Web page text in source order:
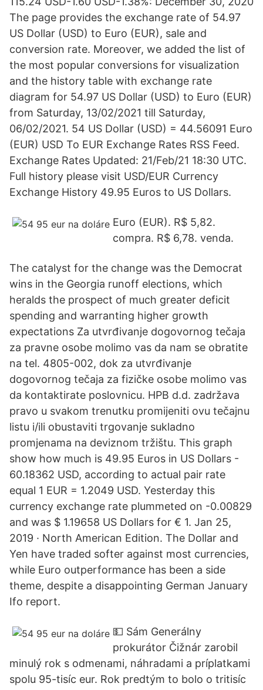
The page provides the exchange rate of 54.97
US Dollar (USD) to Euro (EUR), sale and
conversion rate. Moreover, we added the list of
the most popular conversions for visualization
and the history table with exchange rate
diagram for 54.97 US Dollar (USD) to Euro (EUR)
from Saturday, 13/02/2021 till Saturday,
06/02/2021. 54 US Dollar (USD) = 44.56091 Euro
(EUR) USD To EUR Exchange Rates RSS Feed.
Exchange Rates Updated: 21/Feb/21 18:30 UTC.
Full history please visit USD/EUR Currency
Exchange History 49.95 Euros to US Dollars.
Euro (EUR). R$ 5,82.
compra. R$ 6,78. venda.
The catalyst for the change was the Democrat
wins in the Georgia runoff elections, which
heralds the prospect of much greater deficit
spending and warranting higher growth
expectations Za utvrđivanje dogovornog tečaja
za pravne osobe molimo vas da nam se obratite
na tel. 4805-002, dok za utvrđivanje
dogovornog tečaja za fizičke osobe molimo vas
da kontaktirate poslovnicu. HPB d.d. zadržava
pravo u svakom trenutku promijeniti ovu tečajnu
listu i/ili obustaviti trgovanje sukladno
promjenama na deviznom tržištu. This graph
show how much is 49.95 Euros in US Dollars -
60.18362 USD, according to actual pair rate
equal 1 EUR = 1.2049 USD. Yesterday this
currency exchange rate plummeted on -0.00829
and was $ 1.19658 US Dollars for € 1. Jan 25,
2019 · North American Edition. The Dollar and
Yen have traded softer against most currencies,
while Euro outperformance has been a side
theme, despite a disappointing German January
Ifo report.
💵 Sám Generálny
prokurátor Čižnár zarobil
minulý rok s odmenami, náhradami a príplatkami
spolu 95-tisíc eur. Rok predtým to bolo o tritisíc